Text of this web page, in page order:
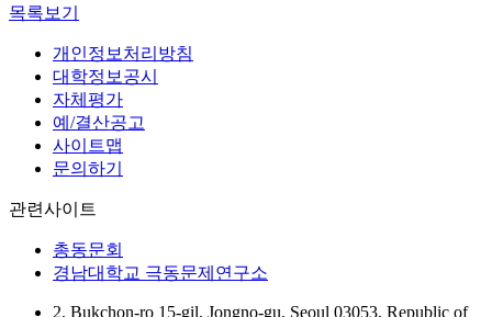
목록보기
개인정보처리방침
대학정보공시
자체평가
예/결산공고
사이트맵
문의하기
관련사이트
총동문회
경남대학교 극동문제연구소
2, Bukchon-ro 15-gil, Jongno-gu, Seoul 03053, Republic of